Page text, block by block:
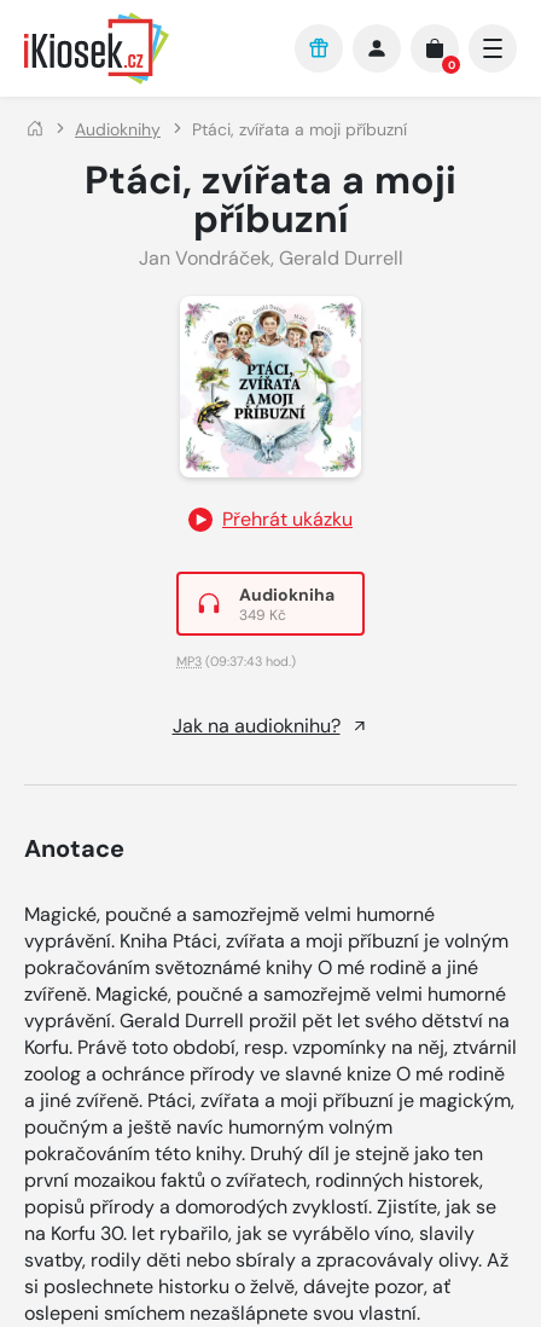
Přejít na hlavní obsah
0
Audioknihy Ptáci, zvířata a moji příbuzní
Ptáci, zvířata a moji
příbuzní
Jan Vondráček, Gerald Durrell
Přehrát ukázku
Audiokniha
349 Kč
MP3 (09:37:43 hod.)
Jak na audioknihu?
Anotace
Magické, poučné a samozřejmě velmi humorné
vyprávění. Kniha Ptáci, zvířata a moji příbuzní je volným
pokračováním světoznámé knihy O mé rodině a jiné
zvířeně. Magické, poučné a samozřejmě velmi humorné
vyprávění. Gerald Durrell prožil pět let svého dětství na
Korfu. Právě toto období, resp. vzpomínky na něj, ztvárnil
zoolog a ochránce přírody ve slavné knize O mé rodině
a jiné zvířeně. Ptáci, zvířata a moji příbuzní je magickým,
poučným a ještě navíc humorným volným
pokračováním této knihy. Druhý díl je stejně jako ten
první mozaikou faktů o zvířatech, rodinných historek,
popisů přírody a domorodých zvyklostí. Zjistíte, jak se
na Korfu 30. let rybařilo, jak se vyrábělo víno, slavily
svatby, rodily děti nebo sbíraly a zpracovávaly olivy. Až
si poslechnete historku o želvě, dávejte pozor, ať
oslepeni smíchem nezašlápnete svou vlastní.